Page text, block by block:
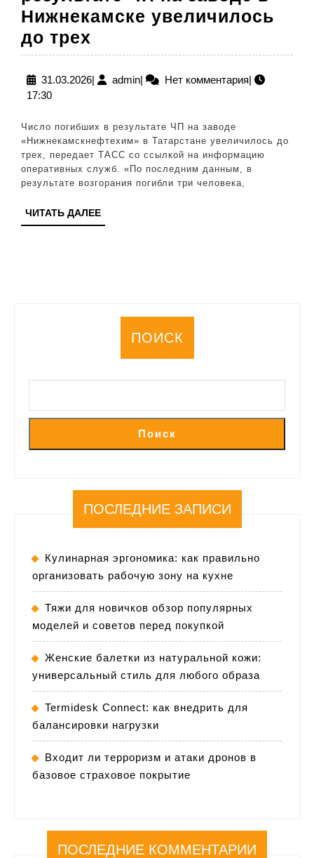
Нижнекамске увеличилось
до трех
погибших
в
ЧП
на
заводе
в
Нижнекамске
увеличилось
31.03.202631.03.2026
| adminadmin
| Нет комментария|
17:30
Число погибших в результате ЧП на заводе
«Нижнекамскнефтехим» в Татарстане увеличилось до
трех, передает ТАСС со ссылкой на информацию
оперативных служб. «По последним данным, в
результате возгорания погибли три человека,
ЧИТАТЬ ДАЛЕЕЧИТАТЬ
ДАЛЕЕ
ПОИСК
Поиск
ПОСЛЕДНИЕ ЗАПИСИ
Кулинарная эргономика: как правильно
организовать рабочую зону на кухне
Тяжи для новичков обзор популярных
моделей и советов перед покупкой
Женские балетки из натуральной кожи:
универсальный стиль для любого образа
Termidesk Connect: как внедрить для
балансировки нагрузки
Входит ли терроризм и атаки дронов в
базовое страховое покрытие
ПОСЛЕДНИЕ КОММЕНТАРИИ